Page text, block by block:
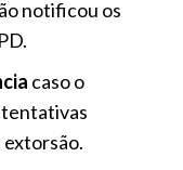
notificou os
caso o
tentativas